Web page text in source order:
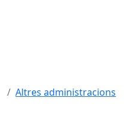
Altres administracions